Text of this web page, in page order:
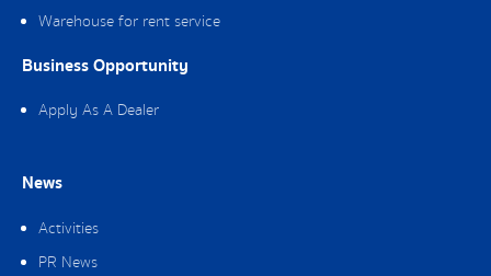
Warehouse for rent service
Business Opportunity
Apply As A Dealer
News
Activities
PR News